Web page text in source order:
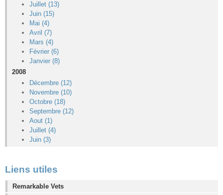
Juillet (13)
Juin (15)
Mai (4)
Avril (7)
Mars (4)
Février (6)
Janvier (8)
2008
Décembre (12)
Novembre (10)
Octobre (18)
Septembre (12)
Aout (1)
Juillet (4)
Juin (3)
Liens utiles
Remarkable Vets